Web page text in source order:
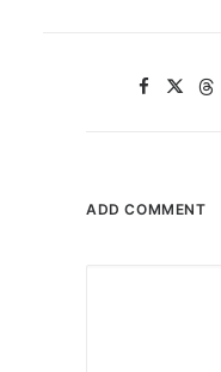
ADD COMMENT